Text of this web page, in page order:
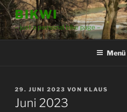
Zum
Inhalt
springen
BIKWI
– just a personal bike page –
Menü
VERÖFFENTLICHT
AM
29. JUNI 2023 VON KLAUS
Juni 2023